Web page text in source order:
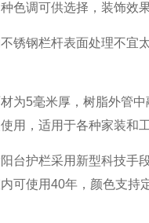
色调可供选择，装饰效
锈钢栏杆表面处理不宜
为5毫米厚，树脂外管
用，适用于各种家装和工
台护栏采用新型科技手
可使用40年，颜色支持